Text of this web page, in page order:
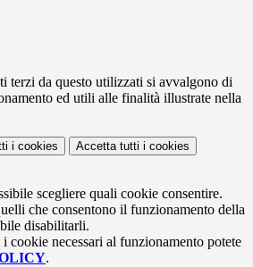
terzi da questo utilizzati si avvalgono di
ed utili alle finalità illustrate nella
i cookies Accetta tutti i cookies
scegliere quali cookie consentire.
che consentono il funzionamento della
disabilitarli.
cookie necessari al funzionamento potete
.